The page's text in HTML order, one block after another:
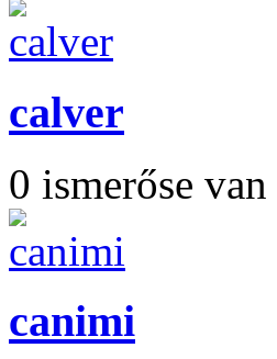
calver
0 ismerőse van
canimi